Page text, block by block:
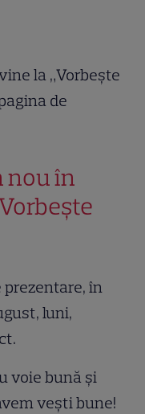
la „Vorbește
de
nou în
în
luni,
voie bună și
vești bune!